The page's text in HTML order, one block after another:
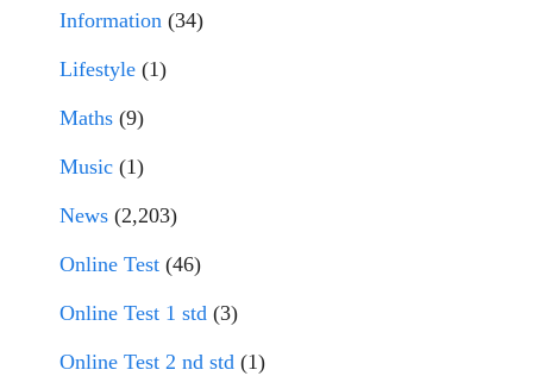
Information (34)
Lifestyle (1)
Maths (9)
Music (1)
News (2,203)
Online Test (46)
Online Test 1 std (3)
Online Test 2 nd std (1)